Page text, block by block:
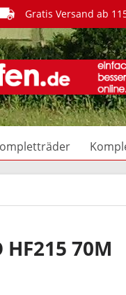
Gratis Versand ab
HF215 70M